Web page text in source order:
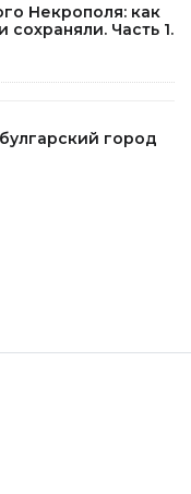
Некрополя: как
сохраняли. Часть 1.
город